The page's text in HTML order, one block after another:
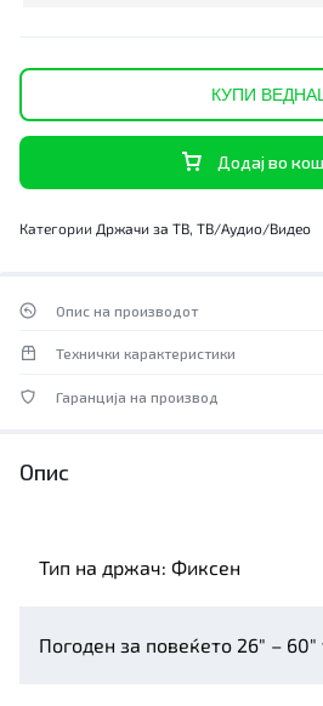
Додај во
КУПИ
Категории Држачи за ТВ, ТВ/Аудио/Видео
Опис на производот
Технички карактеристики
Гаранција на производ
Опис
Тип на држач: Фиксен
Погоден за повеќето 26″ –